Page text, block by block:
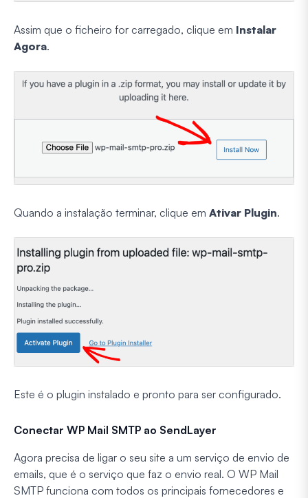
Assim que o ficheiro for carregado, clique em Instalar
Agora.
Quando a instalação terminar, clique em Ativar Plugin.
Este é o plugin instalado e pronto para ser configurado.
Conectar WP Mail SMTP ao SendLayer
Agora precisa de ligar o seu site a um serviço de envio de
emails, que é o serviço que faz o envio real. O WP Mail
SMTP funciona com todos os principais fornecedores e